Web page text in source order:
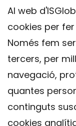
Al web
cookies per
Només fem
tercers, per
navegació,
quantes
continguts
cookies